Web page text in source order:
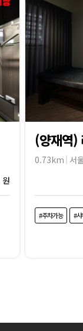
원
(양재역)
0.73km 서
#주차가능 #